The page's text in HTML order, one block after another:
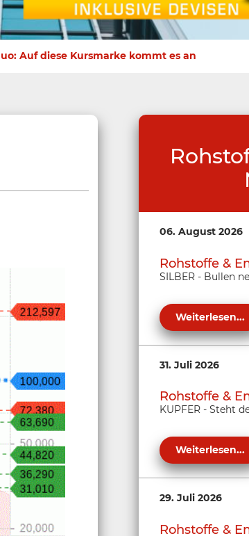
Auf diese Kursmarke kommt es an
06. August 2026
Rohstoffe &
SILBER - Bullen
Weiterlesen...
31. Juli 2026
Rohstoffe &
KUPFER - Steht
Weiterlesen...
29. Juli 2026
Rohstoffe &